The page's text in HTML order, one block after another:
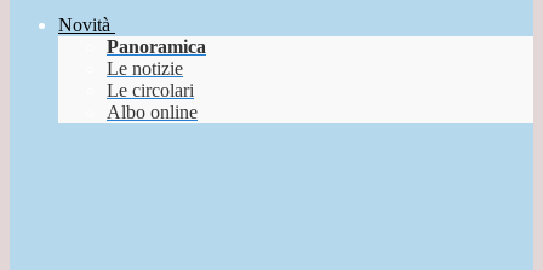
Novità
Panoramica
Le notizie
Le circolari
Albo online